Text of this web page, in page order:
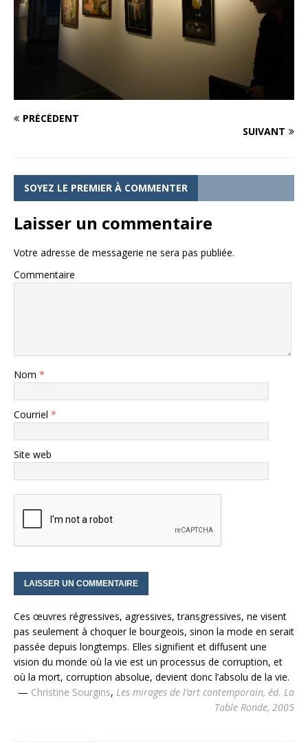
PRÉCÉDENT
SUIVANT
SOYEZ LE PREMIER À COMMENTER
Laisser un commentaire
Votre adresse de messagerie ne sera pas publiée.
Commentaire
Nom *
Courriel *
Site web
Ces œuvres régressives, agressives, transgressives, ne visent
pas seulement à choquer le bourgeois, sinon la mode en serait
passée depuis longtemps. Elles signifient et diffusent une
vision du monde où la vie est un processus de corruption, et
où la mort, corruption absolue, devient donc l’absolu de la vie.
— Christine Sourgins, Les mirages de l’art contemporain, éd. La
Table Ronde, 2005